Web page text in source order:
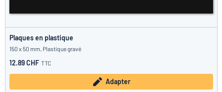
Plaques en plastique
150 x 50 mm, Plastique gravé
12.89 CHF TTC
Adapter